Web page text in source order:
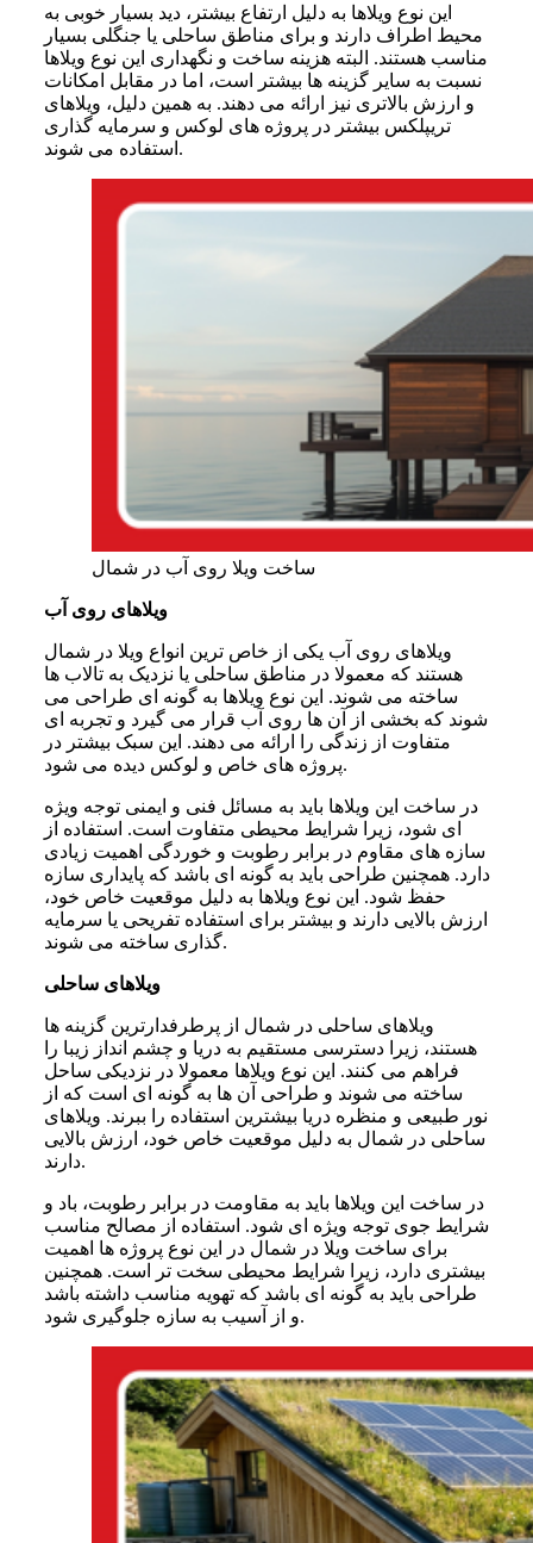
این نوع ویلاها به دلیل ارتفاع بیشتر، دید بسیار خوبی به
محیط اطراف دارند و برای مناطق ساحلی یا جنگلی بسیار
مناسب هستند. البته هزینه ساخت و نگهداری این نوع ویلاها
نسبت به سایر گزینه ها بیشتر است، اما در مقابل امکانات
و ارزش بالاتری نیز ارائه می دهند. به همین دلیل، ویلاهای
تریپلکس بیشتر در پروژه های لوکس و سرمایه گذاری
استفاده می شوند.
ساخت ویلا روی آب در شمال
ویلاهای روی آب
ویلاهای روی آب یکی از خاص ترین انواع ویلا در شمال
هستند که معمولا در مناطق ساحلی یا نزدیک به تالاب ها
ساخته می شوند. این نوع ویلاها به گونه ای طراحی می
شوند که بخشی از آن ها روی آب قرار می گیرد و تجربه ای
متفاوت از زندگی را ارائه می دهند. این سبک بیشتر در
پروژه های خاص و لوکس دیده می شود.
در ساخت این ویلاها باید به مسائل فنی و ایمنی توجه ویژه
ای شود، زیرا شرایط محیطی متفاوت است. استفاده از
سازه های مقاوم در برابر رطوبت و خوردگی اهمیت زیادی
دارد. همچنین طراحی باید به گونه ای باشد که پایداری سازه
حفظ شود. این نوع ویلاها به دلیل موقعیت خاص خود،
ارزش بالایی دارند و بیشتر برای استفاده تفریحی یا سرمایه
گذاری ساخته می شوند.
ویلاهای ساحلی
ویلاهای ساحلی در شمال از پرطرفدارترین گزینه ها
هستند، زیرا دسترسی مستقیم به دریا و چشم انداز زیبا را
فراهم می کنند. این نوع ویلاها معمولا در نزدیکی ساحل
ساخته می شوند و طراحی آن ها به گونه ای است که از
نور طبیعی و منظره دریا بیشترین استفاده را ببرند. ویلاهای
ساحلی در شمال به دلیل موقعیت خاص خود، ارزش بالایی
دارند.
در ساخت این ویلاها باید به مقاومت در برابر رطوبت، باد و
شرایط جوی توجه ویژه ای شود. استفاده از مصالح مناسب
برای ساخت ویلا در شمال در این نوع پروژه ها اهمیت
بیشتری دارد، زیرا شرایط محیطی سخت تر است. همچنین
طراحی باید به گونه ای باشد که تهویه مناسب داشته باشد
و از آسیب به سازه جلوگیری شود.